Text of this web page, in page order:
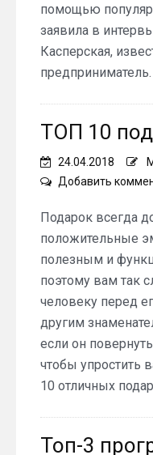
помощью
заявила в
Касперская,
предприниматель.
ТОП 10
24.04.2018
Добавить
Подарок всегда
положительные
полезным и
поэтому вам так
человеку перед
другим
если он
чтобы упростить
10 отличных
Топ-3